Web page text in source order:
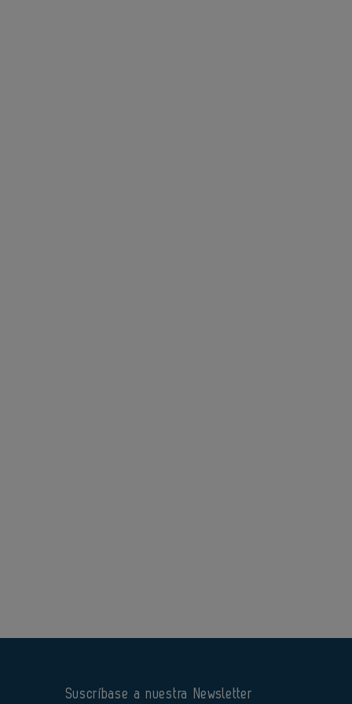
Suscríbase a nuestra Newsletter